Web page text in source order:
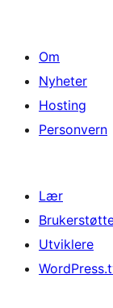
Om
Nyheter
Hosting
Personvern
Lær
Utviklere